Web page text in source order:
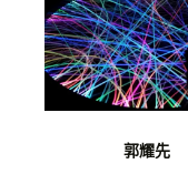
郭耀先